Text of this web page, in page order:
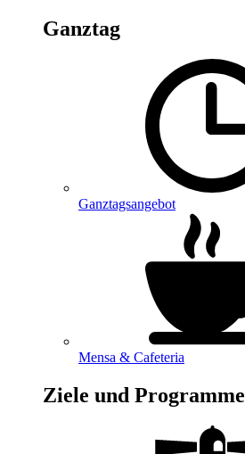
Ganztag
Ganztagsangebot
Mensa & Cafeteria
Ziele und Programme